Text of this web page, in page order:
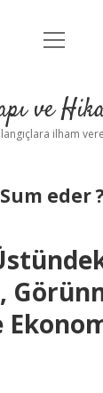
Anasayfa
Yasal Uyarı
menüyü
ve
ilham
eder